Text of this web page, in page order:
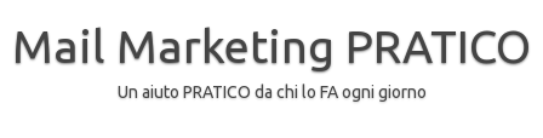
Mail Marketing PRATICO
Un aiuto PRATICO da chi lo FA ogni giorno